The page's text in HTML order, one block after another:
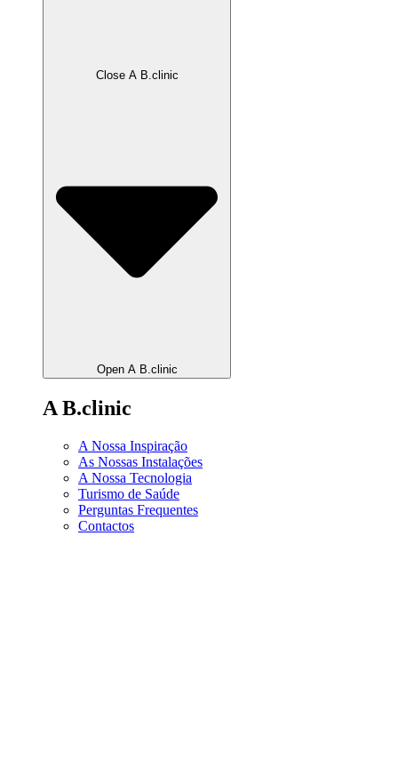
Close A B.clinic
Open A B.clinic
A B.clinic
A Nossa Inspiração
As Nossas Instalações
A Nossa Tecnologia
Turismo de Saúde
Perguntas Frequentes
Contactos